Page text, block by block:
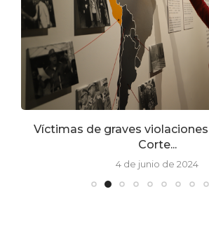
Víctimas de graves
Corte...
4 de junio de 2024